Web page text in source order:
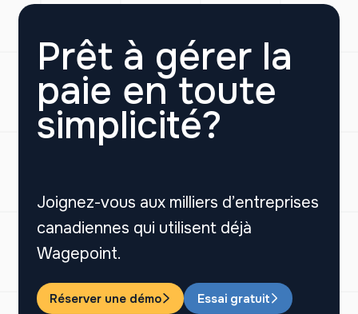
Prêt à gérer la
paie en toute
simplicité?
Joignez-vous aux milliers d’entreprises
canadiennes qui utilisent déjà
Wagepoint.
Réserver une démo Essai gratuit